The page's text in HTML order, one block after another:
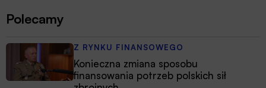
Polecamy
Z RYNKU FINANSOWEGO
Konieczna zmiana sposobu
finansowania potrzeb polskich sił